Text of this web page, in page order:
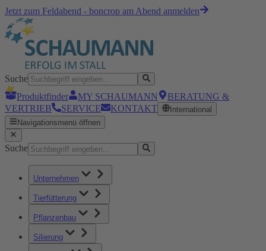
Jetzt zum Feldabend - boncrop am Abend anmelden
Suche
Produktfinder
MY SCHAUMANN
BERATUNG &
VERTRIEB
SERVICE KONTAKT
International
Navigationsmenü öffnen
Suche
Unternehmen
Tierfütterung
Pflanzenbau
Silierung